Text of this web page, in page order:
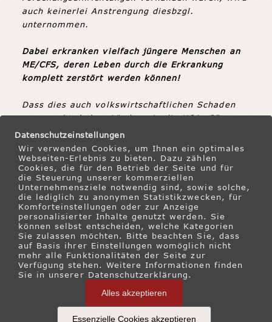
auch keinerlei Anstrengung diesbzgl.
unternommen.
Dabei erkranken vielfach jüngere Menschen an
ME/CFS, deren Leben durch die Erkrankung
komplett zerstört werden können!
Dass dies auch volkswirtschaftlichen Schaden
verursacht, haben Länder wie die USA, GB etc.
längst erkannt, nur hierzulande will man das
nicht wahrhaben!
Hier geht es zurPetition .
Herzlichen Dank und viele Grüße
Sabine
Datenschutzeinstellungen
Wir verwenden Cookies, um Ihnen ein optimales
Webseiten-Erlebnis zu bieten. Dazu zählen
Cookies, die für den Betrieb der Seite und für
die Steuerung unserer kommerziellen
Unternehmensziele notwendig sind, sowie solche,
die lediglich zu anonymen Statistikzwecken, für
Komforteinstellungen oder zur Anzeige
personalisierter Inhalte genutzt werden. Sie
können selbst entscheiden, welche Kategorien
Sie zulassen möchten. Bitte beachten Sie, dass
auf Basis ihrer Einstellungen womöglich nicht
mehr alle Funktionalitäten der Seite zur
Verfügung stehen. Weitere Informationen finden
Sie in unserer Datenschutzerklärung.
Alles akzeptieren
Essenzielle Cookies akzeptieren